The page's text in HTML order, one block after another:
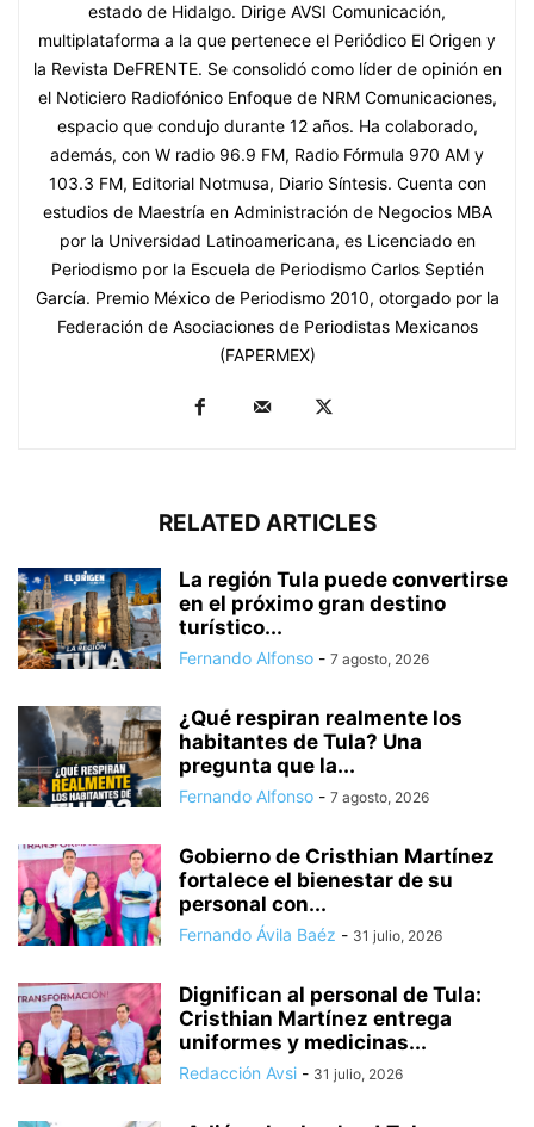
estado de Hidalgo. Dirige AVSI Comunicación,
multiplataforma a la que pertenece el Periódico El Origen y
la Revista DeFRENTE. Se consolidó como líder de opinión en
el Noticiero Radiofónico Enfoque de NRM Comunicaciones,
espacio que condujo durante 12 años. Ha colaborado,
además, con W radio 96.9 FM, Radio Fórmula 970 AM y
103.3 FM, Editorial Notmusa, Diario Síntesis. Cuenta con
estudios de Maestría en Administración de Negocios MBA
por la Universidad Latinoamericana, es Licenciado en
Periodismo por la Escuela de Periodismo Carlos Septién
García. Premio México de Periodismo 2010, otorgado por la
Federación de Asociaciones de Periodistas Mexicanos
(FAPERMEX)
RELATED ARTICLES
La región Tula puede convertirse
en el próximo gran destino
turístico...
Fernando Alfonso - 7 agosto, 2026
¿Qué respiran realmente los
habitantes de Tula? Una
pregunta que la...
Fernando Alfonso - 7 agosto, 2026
Gobierno de Cristhian Martínez
fortalece el bienestar de su
personal con...
Fernando Ávila Baéz - 31 julio, 2026
Dignifican al personal de Tula:
Cristhian Martínez entrega
uniformes y medicinas...
Redacción Avsi - 31 julio, 2026